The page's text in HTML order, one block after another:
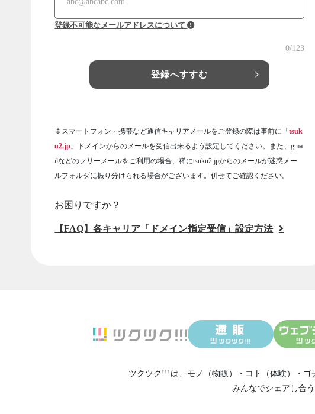
登録不可能なメールアドレスについて
0/123
登録へすすむ
※スマートフォン・携帯など通信キャリアメールをご登録の際は事前に「tsuk
u2.jp 」ドメインからのメールを受信出来るよう設定してください。また、gma
ilなどのフリーメールをご利用の場合、稀にtsuku2.jpからのメールが迷惑メー
ルフォルダに振り分けられる場合がございます。併せてご確認ください。
お困りですか？
【FAQ】各キャリア「ドメイン指定受信」設定方法
ツクツク!!!は、 モノ（物販） ・ コト（体験） ・ ゴ
みんなでシェアし合う